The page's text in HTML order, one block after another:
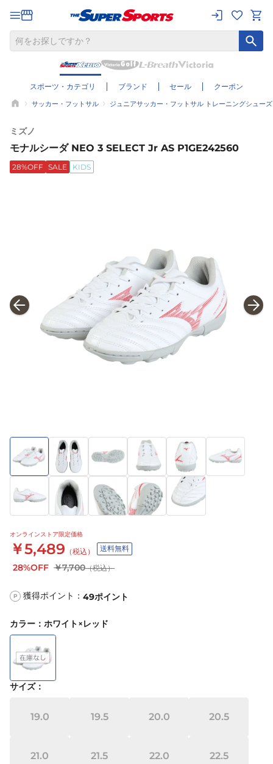
スポーツ・カテゴリ ブランド セール クーポン
サッカー・フットサル ジュニアサッカー・フットサル トレーニングシューズ
ミズノ
モナルシーダ NEO 3 SELECT Jr AS P1GE242560
28%OFF SALE KIDS
オンラインストア限定価格
￥5,489 （税込） 送料無料
28%OFF ￥7,700（税込）
P 獲得ポイント： 49ポイント
カラー ： ホワイト×レッド
サイズ：
19.0 19.5 20.0 20.5
21.0 21.5 22.0 22.5